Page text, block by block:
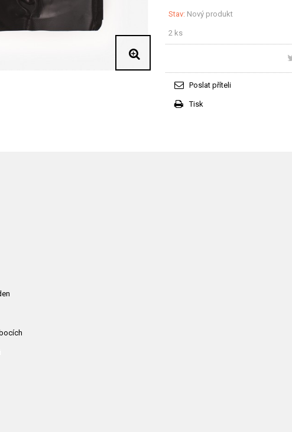
Stav: Nový produkt
2 ks
Poslat příteli
Tisk